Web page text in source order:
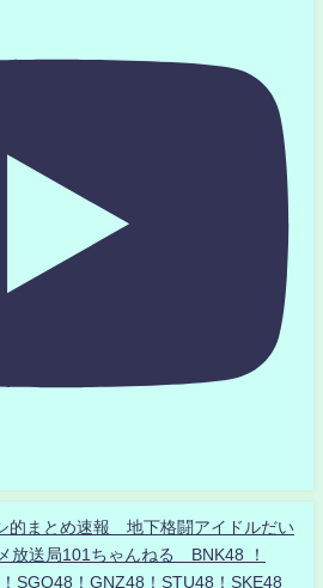
的まとめ速報 地下格闘アイドルだい
放送局101ちゃんねる BNK48 ！
SGO48！GNZ48！STU48！SKE48